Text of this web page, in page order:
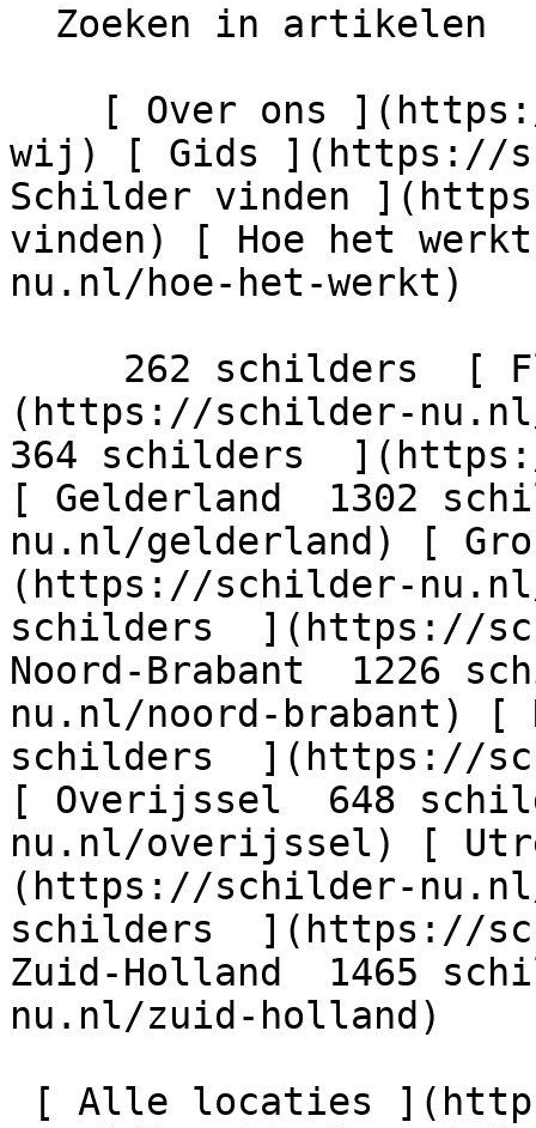
wij) [ Gids ](https://
Schilder vinden
vinden) [ Hoe het
nu.nl/hoe-het-werkt)
(https://schilder-
364 schilders
[ Gelderland  1302
nu.nl/gelderland) [
(https://schilder-
schilders  ](https://
Noord-Brabant  1226
nu.nl/noord-brabant) [
schilders  ](https://
[ Overijssel  648
nu.nl/overijssel) [
(https://schilder-
schilders  ](https://
Zuid-Holland  1465
nu.nl/zuid-holland)